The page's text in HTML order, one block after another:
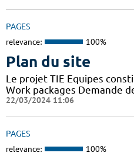
PAGES
relevance: 100%
Plan du site
Le projet TIE Equipes
Work packages Demande
22/03/2024 11:06
PAGES
relevance: 100%